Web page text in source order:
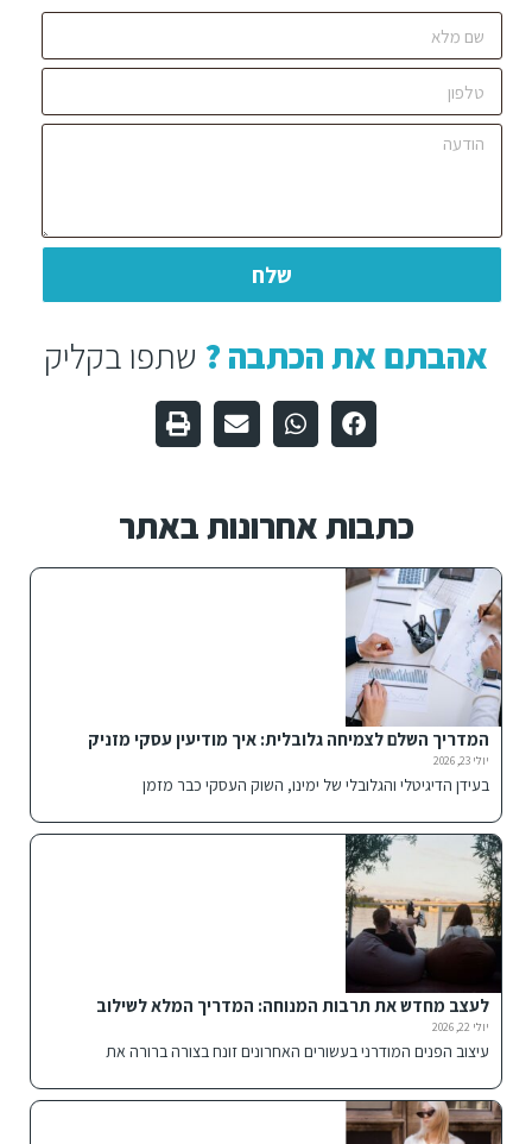
שלח
אהבתם את הכתבה ? שתפו בקליק
כתבות אחרונות באתר
המדריך השלם לצמיחה גלובלית: איך מודיעין עסקי מזניק
חברות להצלחה בינלאומית
יולי 23, 2026
בעידן הדיגיטלי והגלובלי של ימינו, השוק העסקי כבר מזמן
לעצב מחדש את תרבות המנוחה: המדריך המלא לשילוב
פתרונות ישיבה אלטרנטיביים בבית ובחוץ
יולי 22, 2026
עיצוב הפנים המודרני בעשורים האחרונים זונח בצורה ברורה את